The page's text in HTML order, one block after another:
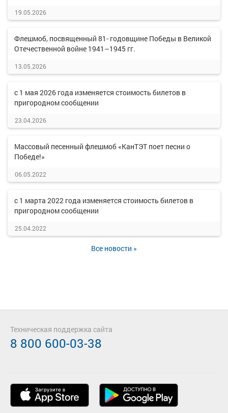
19.05.2026
Флешмоб, посвященный 81- годовщине Победы в Великой
Отечественной войне 1941–1945 гг.
13.05.2026
с 1 мая 2026 года изменяется стоимость билетов в
пригородном сообщении
23.04.2026
Массовый песенный флешмоб «КанТЭТ поет песни о
Победе!»
06.05.2022
с 1 марта 2022 года изменяется стоимость билетов в
пригородном сообщении
25.04.2022
Все новости »
Техническая поддержка сайта
8 800 600-03-38